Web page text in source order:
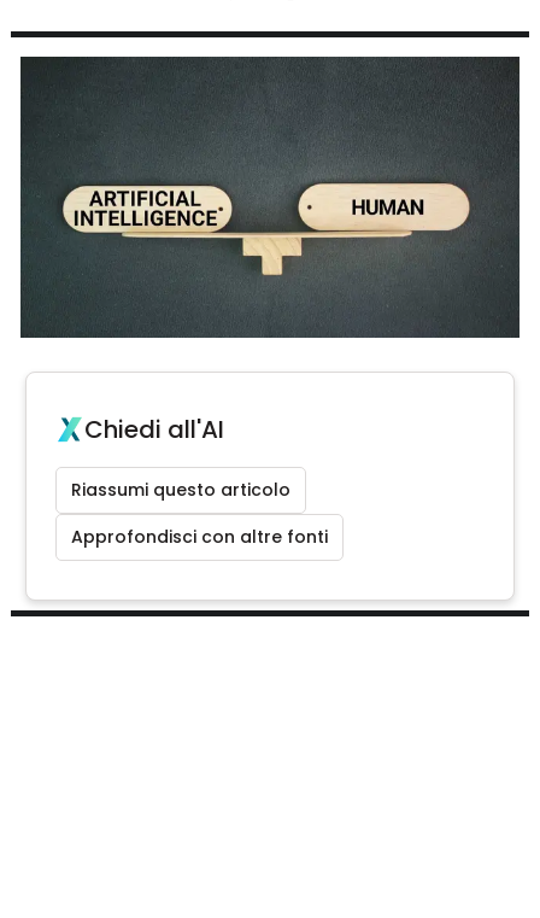
Chiedi all'AI
Riassumi questo articolo
Approfondisci con altre fonti